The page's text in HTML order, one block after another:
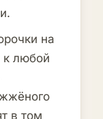
на
к любой
в том